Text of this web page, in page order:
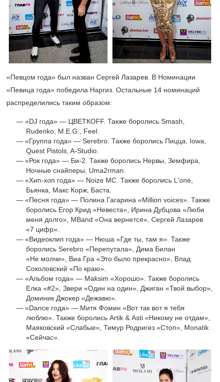
«Певцом года» был назван Сергей Лазарев. В Номинации
«Певица года» победила Наргиз. Остальные 14 номинаций
распределились таким образом:
«DJ года» — ЦВЕТКOFF. Также боролись Smash,
Rudenko, M.E.G., Feel.
«Группа года» — Serebro. Также боролись Пицца, Iowa,
Quest Pistols, A-Studio.
«Рок года» — Би-2. Также боролись Нервы, Земфира,
Ночные снайперы, Uma2rman.
«Хип-хоп года» — Noize MC. Также боролись L'one,
Бьянка, Макс Корж, Баста.
«Песня года» — Полина Гагарина «Million voices». Также
боролись Егор Крид «Невеста», Ирина Дубцова «Люби
меня долго», MBand «Она вернется», Сергей Лазарев
«7 цифр».
«Видеоклип года» — Нюша «Где ты, там я». Также
боролись Serebro «Перепутала», Дима Билан
«Не молчи», Виа Гра «Это было прекрасно», Влад
Соколовский «По краю».
«Альбом года» — Maksim «Хорошо». Также боролись
Елка «#2», Звери «Один на один», Джиган «Твой выбор»,
Доминик Джокер «Дежавю».
«Dance года» — Митя Фомин «Вот так вот я тебя
люблю». Также боролись Artik & Asti «Никому не отдам»,
Маяковский «Слабые», Тимур Родригез «Стоп», Monatik
«Сейчас».